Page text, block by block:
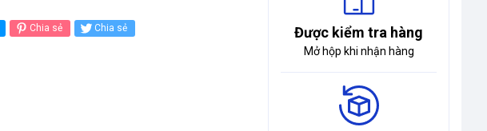
Chia sẻ Chia sẻ Được kiểm tra hàng
Mở hộp khi nhận hàng